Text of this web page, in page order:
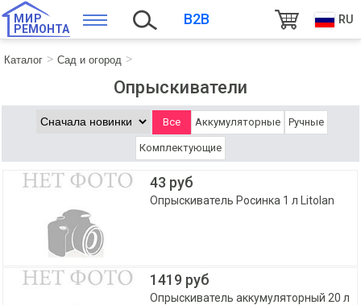
МИР
РЕМОНТА
B2B RU
Каталог Сад и огород
Опрыскиватели
Все Аккумуляторные Ручные
Комплектующие
43 руб
Опрыскиватель Росинка 1 л Litolan
1419 руб
Опрыскиватель аккумуляторный 20 л